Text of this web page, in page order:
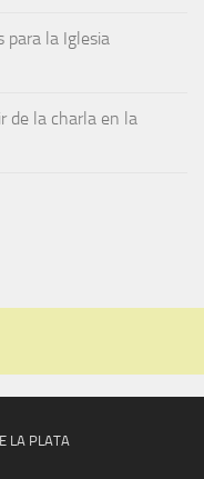
para la Iglesia
de la charla en la
LA PLATA